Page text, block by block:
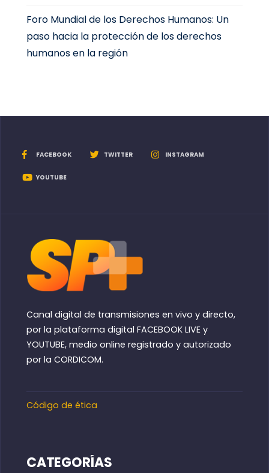
Foro Mundial de los Derechos Humanos: Un
paso hacia la protección de los derechos
humanos en la región
FACEBOOK TWITTER INSTAGRAM
YOUTUBE
Canal digital de transmisiones en vivo y directo,
por la plataforma digital FACEBOOK LIVE y
YOUTUBE, medio online registrado y autorizado
por la CORDICOM.
Código de ética
CATEGORÍAS